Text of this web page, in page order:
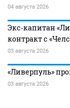
04 августа 2026
Экс‑капитан
контракт с
03 августа 2026
«Ливерпуль»
03 августа 2026